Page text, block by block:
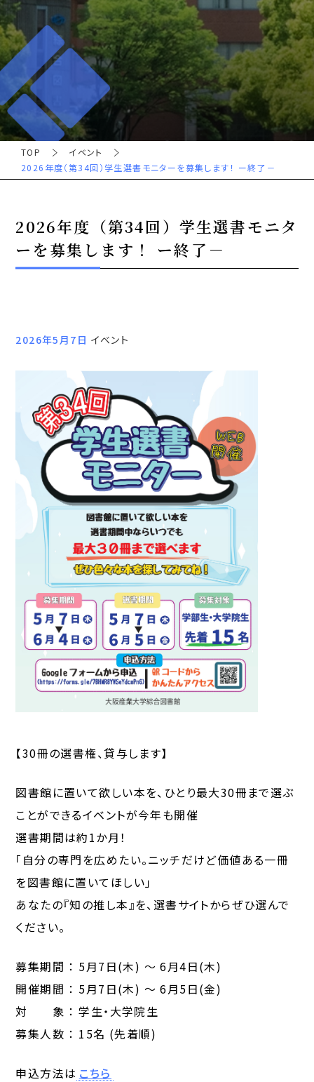
TOP
イベント
2026年度（第34回）学生選書モニターを募集します！ ー終了－
2026年度（第34回）学生選書モニタ
ーを募集します！ ー終了－
2026年5月7日 イベント
【30冊の選書権、貸与します】
図書館に置いて欲しい本を、ひとり最大30冊まで選ぶ
ことができるイベントが今年も開催
選書期間は約1か月！
「自分の専門を広めたい。ニッチだけど価値ある一冊
を図書館に置いてほしい」
あなたの『知の推し本』を、選書サイトからぜひ選んで
ください。
募集期間 ： 5月7日(木) ～ 6月4日(木)
開催期間 ： 5月7日(木) ～ 6月5日(金)
対 象 ： 学生・大学院生
募集人数 ： 15名 (先着順)
申込方法は こちら